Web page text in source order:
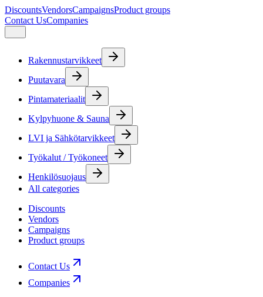
DiscountsVendorsCampaignsProduct groups
Contact UsCompanies
Rakennustarvikkeet
Puutavara
Pintamateriaalit
Kylpyhuone & Sauna
LVI ja Sähkötarvikkeet
Työkalut / Työkoneet
Henkilösuojaus
All categories
Discounts
Vendors
Campaigns
Product groups
Contact Us
Companies